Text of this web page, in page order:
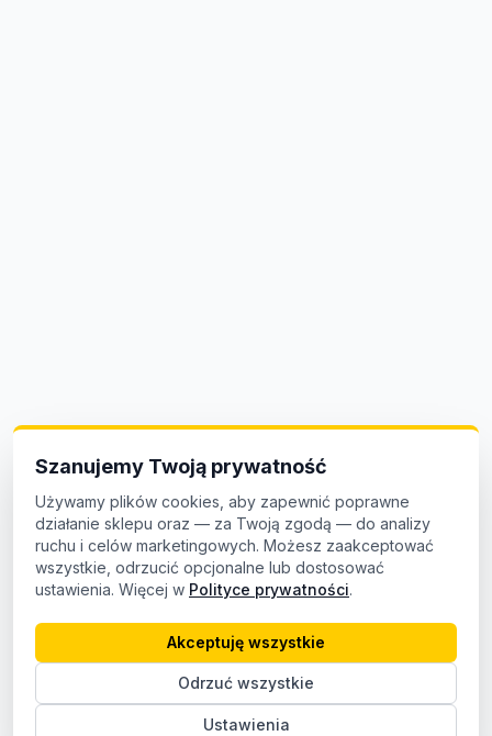
Szanujemy Twoją prywatność
Używamy plików cookies, aby zapewnić poprawne
działanie sklepu oraz — za Twoją zgodą — do analizy
ruchu i celów marketingowych. Możesz zaakceptować
wszystkie, odrzucić opcjonalne lub dostosować
ustawienia. Więcej w Polityce prywatności.
Ustawienia
Odrzuć wszystkie
Akceptuję wszystkie